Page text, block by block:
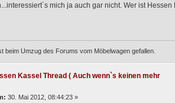
mich ja auch gar nicht. Wer ist
beim Umzug des Forums vom Möbelwagen gefallen.
Kassel Thread ( Auch wenn`s keinen mehr
30. Mai 2012, 08:44:23 »